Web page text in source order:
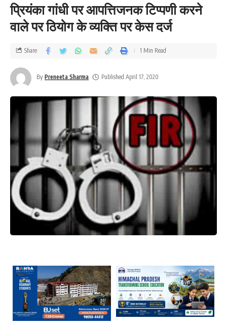
प्रियंका गांधी पर आपत्तिजनक टिप्पणी करने
वाले पर ठियोग के व्यक्ति पर केस दर्ज
By Preneeta Sharma Published April 17, 2020
Share 1 Min Read